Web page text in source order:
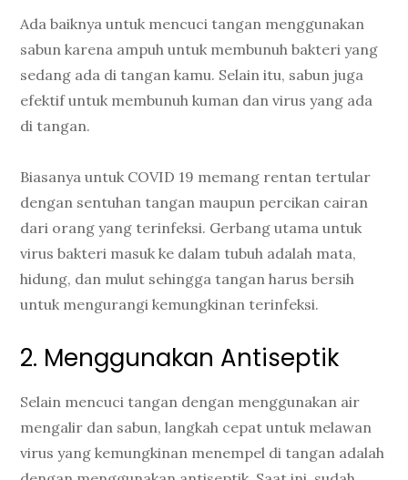
Ada baiknya untuk mencuci tangan menggunakan
sabun karena ampuh untuk membunuh bakteri yang
sedang ada di tangan kamu. Selain itu, sabun juga
efektif untuk membunuh kuman dan virus yang ada
di tangan.
Biasanya untuk COVID 19 memang rentan tertular
dengan sentuhan tangan maupun percikan cairan
dari orang yang terinfeksi. Gerbang utama untuk
virus bakteri masuk ke dalam tubuh adalah mata,
hidung, dan mulut sehingga tangan harus bersih
untuk mengurangi kemungkinan terinfeksi.
2. Menggunakan Antiseptik
Selain mencuci tangan dengan menggunakan air
mengalir dan sabun, langkah cepat untuk melawan
virus yang kemungkinan menempel di tangan adalah